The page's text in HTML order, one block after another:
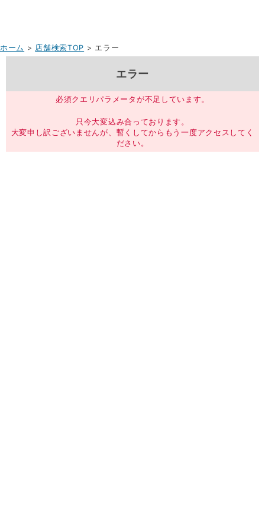
ホーム > 店舗検索TOP > エラー
エラー
必須クエリパラメータが不足しています。
只今大変込み合っております。
大変申し訳ございませんが、暫くしてからもう一度アクセスしてく
ださい。